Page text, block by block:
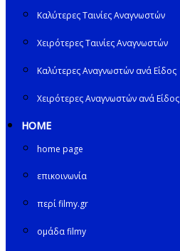
Καλύτερες Ταινίες Αναγνωστών
Χειρότερες Ταινίες Αναγνωστών
Καλύτερες Αναγνωστών ανά Είδος
Χειρότερες Αναγνωστών ανά Είδος
HOME
home page
επικοινωνία
περί filmy.gr
ομάδα filmy